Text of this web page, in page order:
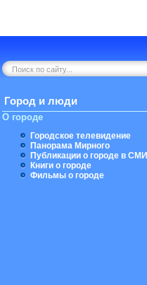
Город и люди
О городе
Городское телевидение
Панорама Мирного
Публикации о городе в СМИ
Книги о городе
Фильмы о городе